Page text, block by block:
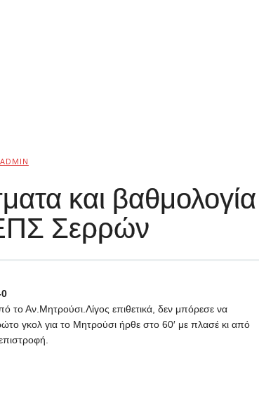
και βαθμολογία
Σερρών
το Αν.Μητρούσι.Λίγος επιθετικά, δεν μπόρεσε να
γκολ για το Μητρούσι ήρθε στο 60′ με πλασέ κι από